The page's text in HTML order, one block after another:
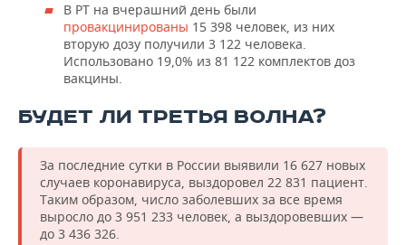
В РТ на вчерашний день были
провакцинированы 15 398 человек, из них
вторую дозу получили 3 122 человека.
Использовано 19,0% из 81 122 комплектов доз
вакцины.
БУДЕТ ЛИ ТРЕТЬЯ ВОЛНА?
За последние сутки в России выявили 16 627 новых
случаев коронавируса, выздоровел 22 831 пациент.
Таким образом, число заболевших за все время
выросло до 3 951 233 человек, а выздоровевших —
до 3 436 326.